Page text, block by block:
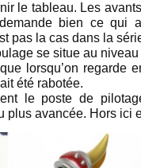
le tableau. Les
bien ce qui
pas la cas dans la
se situe au
lorsqu’on regarde
été rabotée.
le poste de
plus avancée. Hors ici